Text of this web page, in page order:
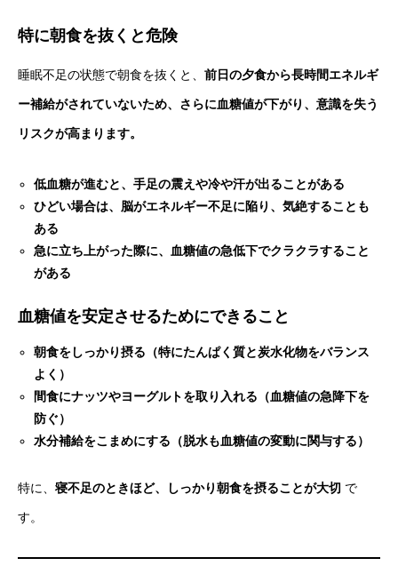
特に朝食を抜くと危険
睡眠不足の状態で朝食を抜くと、 前日の夕食から長時間エネルギ
ー補給がされていないため、さらに血糖値が下がり、意識を失う
リスクが高まります。
低血糖が進むと、手足の震えや冷や汗が出ることがある
ひどい場合は、脳がエネルギー不足に陥り、気絶することも
ある
急に立ち上がった際に、血糖値の急低下でクラクラすること
がある
血糖値を安定させるためにできること
朝食をしっかり摂る（特にたんぱく質と炭水化物をバランス
よく）
間食にナッツやヨーグルトを取り入れる（血糖値の急降下を
防ぐ）
水分補給をこまめにする（脱水も血糖値の変動に関与する）
特に、 寝不足のときほど、しっかり朝食を摂ることが大切 で
す。